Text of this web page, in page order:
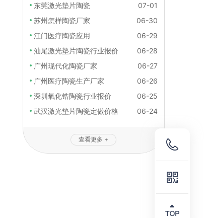
东莞激光垫片陶瓷
07-01
苏州怎样陶瓷厂家
06-30
江门医疗陶瓷应用
06-29
汕尾激光垫片陶瓷行业报价
06-28
广州现代化陶瓷厂家
06-27
广州医疗陶瓷生产厂家
06-26
深圳氧化锆陶瓷行业报价
06-25
武汉激光垫片陶瓷定做价格
06-24
查看更多 +